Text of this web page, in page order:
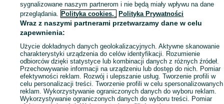
sygnalizowane naszym partnerom i nie będą miały wpływu na dane
przeglądania. Polityka cookies, Polityka Prywatności
Wraz z naszymi partnerami przetwarzamy dane w celu
zapewnienia:
Użycie dokładnych danych geolokalizacyjnych. Aktywne skanowanie
charakterystyki urządzenia do celów identyfikacji. Rozumienie
odbiorców dzięki statystyce lub kombinacji danych z różnych źródeł.
Przechowywanie informacji na urządzeniu lub dostęp do nich. Pomiar
efektywności reklam. Rozwój i ulepszanie usług. Tworzenie profili w
celu personalizacji treści. Tworzenie profili w celu spersonalizowanych
reklam. Wykorzystywanie ograniczonych danych do wyboru reklam.
Wykorzystywanie ograniczonych danych do wyboru treści. Pomiar